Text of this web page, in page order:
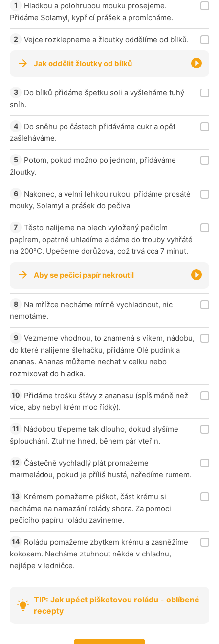
Hladkou a polohrubou mouku prosejeme.
Přidáme Solamyl, kypřicí prášek a promícháme.
Vejce rozklepneme a žloutky oddělíme od bílků.
Jak oddělit žloutky od bílků
Do bílků přidáme špetku soli a vyšleháme tuhý
sníh.
Do sněhu po částech přidáváme cukr a opět
zašleháváme.
Potom, pokud možno po jednom, přidáváme
žloutky.
Nakonec, a velmi lehkou rukou, přidáme prosáté
mouky, Solamyl a prášek do pečiva.
Těsto nalijeme na plech vyložený pečicím
papírem, opatrně uhladíme a dáme do trouby vyhřáté
na 200°C. Upečeme dorůžova, což trvá cca 7 minut.
Aby se pečicí papír nekroutil
Na mřížce necháme mírně vychladnout, nic
nemotáme.
Vezmeme vhodnou, to znamená s víkem, nádobu,
do které nalijeme šlehačku, přidáme Olé pudink a
ananas. Ananas můžeme nechat v celku nebo
rozmixovat do hladka.
Přidáme trošku šťávy z ananasu (spíš méně než
více, aby nebyl krém moc řídký).
Nádobou třepeme tak dlouho, dokud slyšíme
šplouchání. Ztuhne hned, během pár vteřin.
Částečně vychladlý plát promažeme
marmeládou, pokud je příliš hustá, naředíme rumem.
Krémem pomažeme piškot, část krému si
necháme na namazání rolády shora. Za pomoci
pečicího papíru roládu zavineme.
Roládu pomažeme zbytkem krému a zasněžíme
kokosem. Necháme ztuhnout někde v chladnu,
nejlépe v ledničce.
TIP: Jak upéct piškotovou roládu - oblíbené
recepty